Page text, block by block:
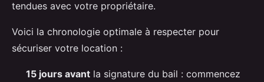
tendues avec votre propriétaire.
Voici la chronologie optimale à respecter pour
sécuriser votre location :
15 jours avant la signature du bail : commencez